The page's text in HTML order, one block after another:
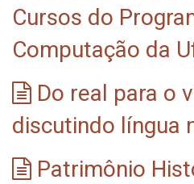
Cursos do
Computação da
Do real para o
discutindo língua
Patrimônio